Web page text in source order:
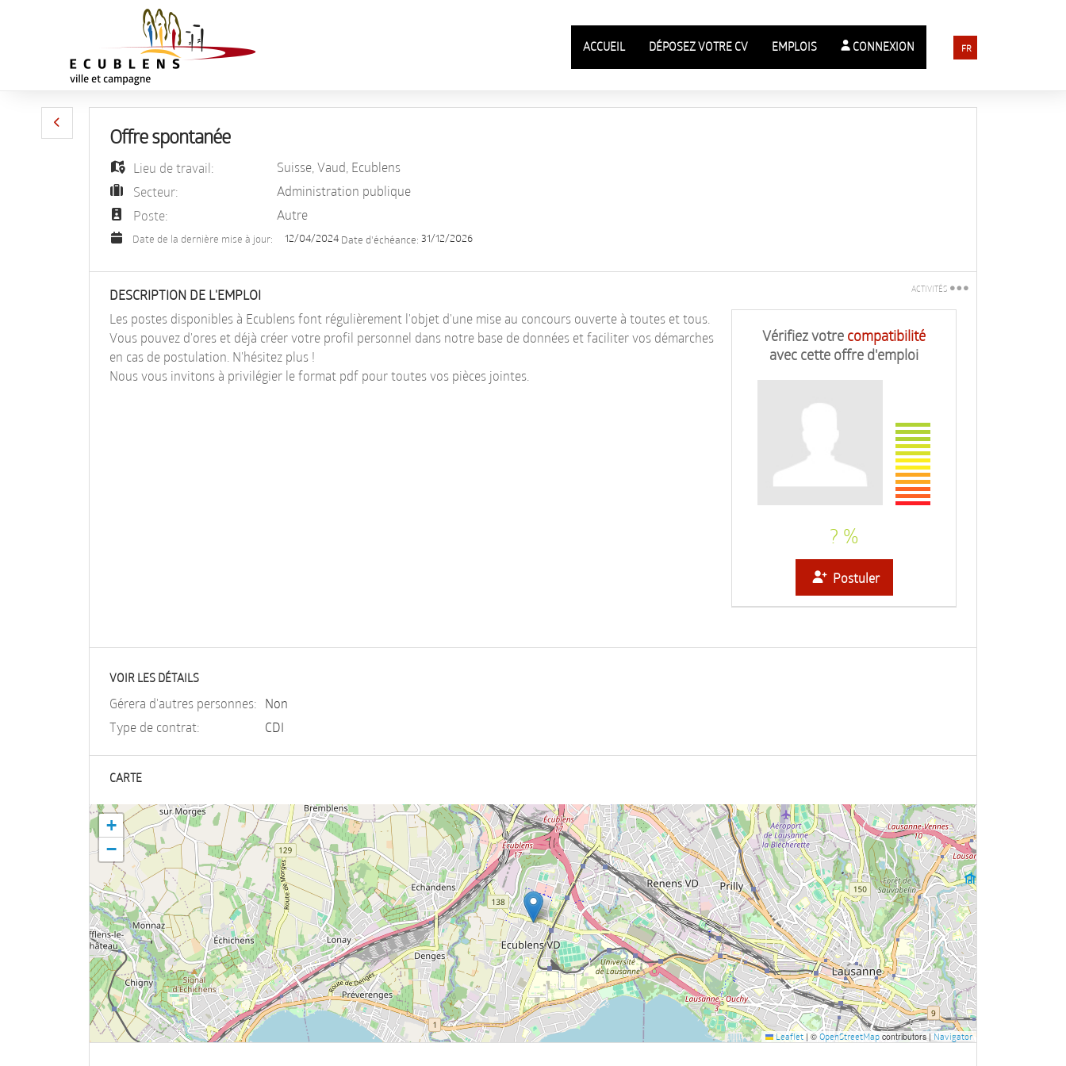
ACCUEIL DÉPOSEZ VOTRE CV EMPLOIS CONNEXION FR
Offre spontanée
Lieu de travail: Suisse Vaud Ecublens
Secteur:
Administration publique
Poste:
Autre
Date de la dernière mise à jour: 12/04/2024 Date d'échéance: 31/12/2026
ACTIVITÉS
Imprimez
Dites-le à un ami
DESCRIPTION DE L'EMPLOI
Vérifiez votre compatibilité
avec cette offre d'emploi
? %
Postuler
Les postes disponibles à Ecublens font régulièrement l'objet d'une mise au concours ouverte à toutes et tous.
Vous pouvez d'ores et déjà créer votre profil personnel dans notre base de données et faciliter vos démarches
en cas de postulation. N'hésitez plus !
Nous vous invitons à privilégier le format pdf pour toutes vos pièces jointes.
VOIR LES DÉTAILS
Gérera d'autres personnes: Non
Type de contrat:
CDI
CARTE
+
−
Leaflet | © OpenStreetMap contributors | Navigator